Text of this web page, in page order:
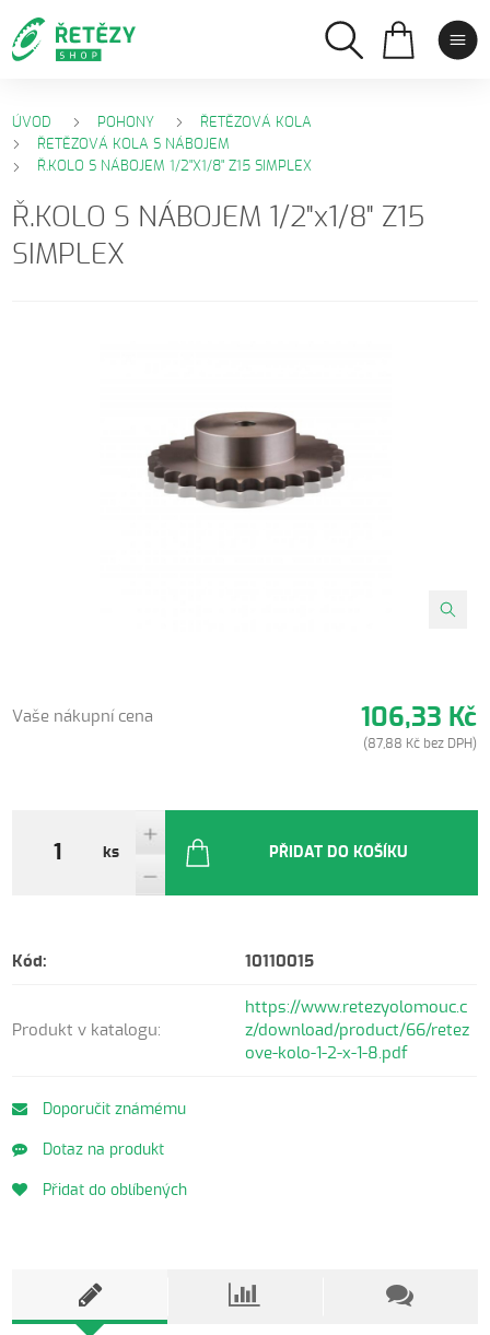
ÚVOD POHONY
ŘETĚZOVÁ KOLA
ŘETĚZOVÁ KOLA S NÁBOJEM
Ř.KOLO S NÁBOJEM 1/2"X1/8" Z15 SIMPLEX
Ř.KOLO S NÁBOJEM 1/2"x1/8" Z15
SIMPLEX
Vaše nákupní cena 106,33 Kč
(87,88 Kč bez DPH)
ks PŘIDAT DO KOŠÍKU
Kód: 10110015
Produkt v katalogu:
https://www.retezyolomouc.c
z/download/product/66/retez
ove-kolo-1-2-x-1-8.pdf
Doporučit známému
Dotaz na produkt
Přidat do oblíbených